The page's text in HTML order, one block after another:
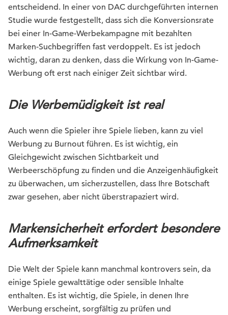
entscheidend. In einer von DAC durchgeführten internen
Studie wurde festgestellt, dass sich die Konversionsrate
bei einer In-Game-Werbekampagne mit bezahlten
Marken-Suchbegriffen fast verdoppelt. Es ist jedoch
wichtig, daran zu denken, dass die Wirkung von In-Game-
Werbung oft erst nach einiger Zeit sichtbar wird.
Die Werbemüdigkeit ist real
Auch wenn die Spieler ihre Spiele lieben, kann zu viel
Werbung zu Burnout führen. Es ist wichtig, ein
Gleichgewicht zwischen Sichtbarkeit und
Werbeerschöpfung zu finden und die Anzeigenhäufigkeit
zu überwachen, um sicherzustellen, dass Ihre Botschaft
zwar gesehen, aber nicht überstrapaziert wird.
Markensicherheit erfordert besondere
Aufmerksamkeit
Die Welt der Spiele kann manchmal kontrovers sein, da
einige Spiele gewalttätige oder sensible Inhalte
enthalten. Es ist wichtig, die Spiele, in denen Ihre
Werbung erscheint, sorgfältig zu prüfen und